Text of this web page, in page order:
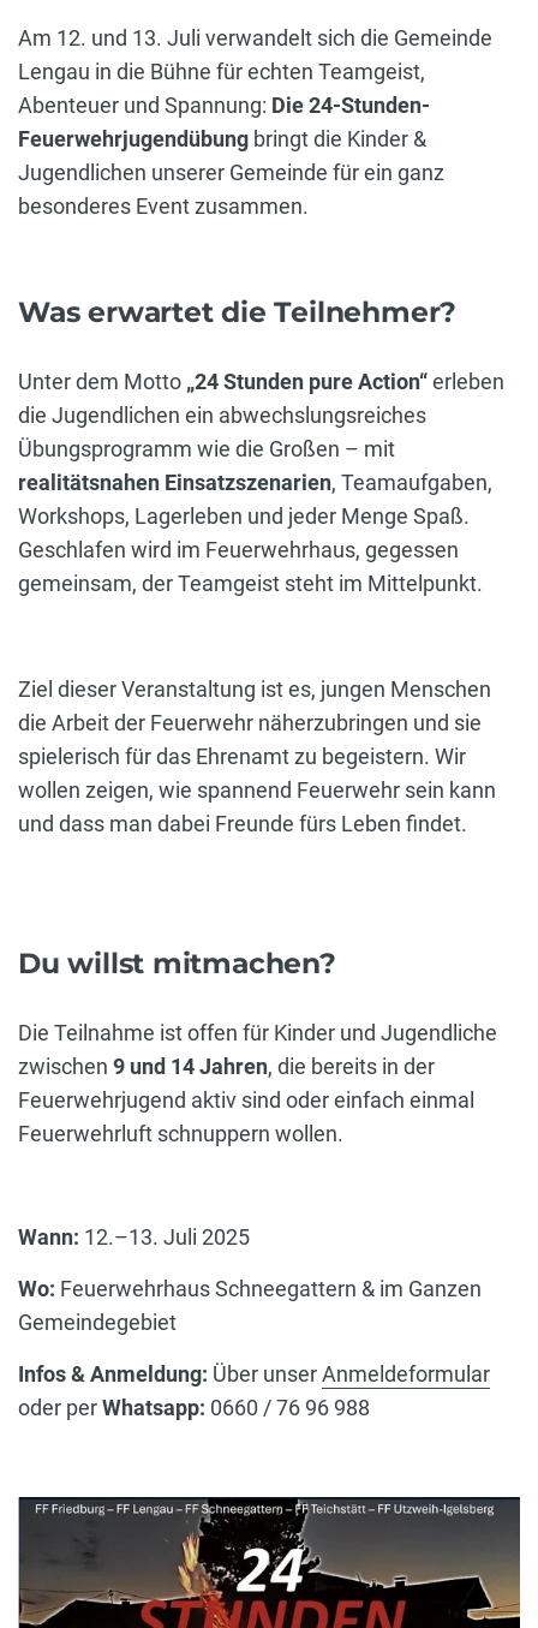
Am 12. und 13. Juli verwandelt sich die Gemeinde
Lengau in die Bühne für echten Teamgeist,
Abenteuer und Spannung: Die 24-Stunden-
Feuerwehrjugendübung bringt die Kinder &
Jugendlichen unserer Gemeinde für ein ganz
besonderes Event zusammen.
Was erwartet die Teilnehmer?
Unter dem Motto „24 Stunden pure Action“erleben
die Jugendlichen ein abwechslungsreiches
Übungsprogramm wie die Großen – mit
realitätsnahen Einsatzszenarien, Teamaufgaben,
Workshops, Lagerleben und jeder Menge Spaß.
Geschlafen wird im Feuerwehrhaus, gegessen
gemeinsam, der Teamgeist steht im Mittelpunkt.
Ziel dieser Veranstaltung ist es, jungen Menschen
die Arbeit der Feuerwehr näherzubringen und sie
spielerisch für das Ehrenamt zu begeistern. Wir
wollen zeigen, wie spannend Feuerwehr sein kann
und dass man dabei Freunde fürs Leben findet.
Du willst mitmachen?
Die Teilnahme ist offen für Kinder und Jugendliche
zwischen 9 und 14 Jahren, die bereits in der
Feuerwehrjugend aktiv sind oder einfach einmal
Feuerwehrluft schnuppern wollen.
Wann: 12.–13. Juli 2025
Wo: Feuerwehrhaus Schneegattern & im Ganzen
Gemeindegebiet
Infos & Anmeldung: Über unserAnmeldeformular
oder perWhatsapp: 0660 / 76 96 988